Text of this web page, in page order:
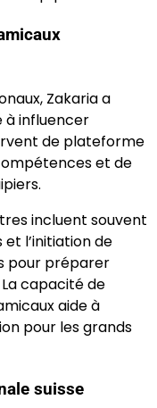
Zakaria a
influencer
de plateforme
et de
incluent souvent
l’initiation de
pour préparer
capacité de
aide à
pour les grands
suisse